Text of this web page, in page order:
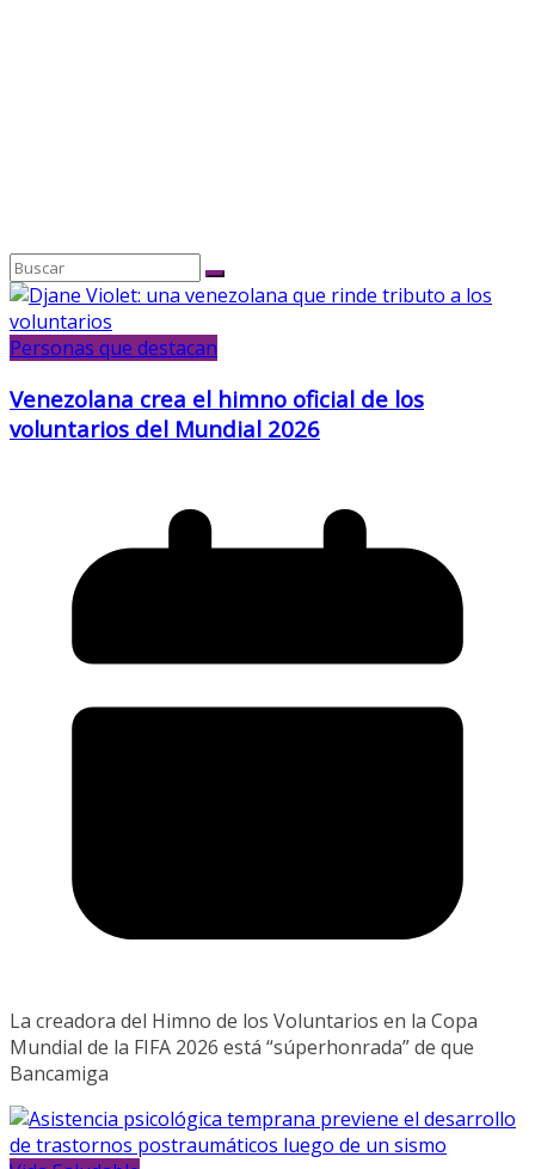
Personas que destacan
Venezolana crea el himno oficial de los
voluntarios del Mundial 2026
La creadora del Himno de los Voluntarios en la Copa
Mundial de la FIFA 2026 está “súperhonrada” de que
Bancamiga